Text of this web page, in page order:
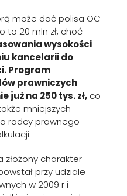
może dać polisa OC
to 20 mln zł, choć
wysokości
kancelarii do
Program
prawniczych
już na 250 tys. zł, co
mniejszych
radcy prawnego
złożony charakter
przy udziale
w 2009 r i